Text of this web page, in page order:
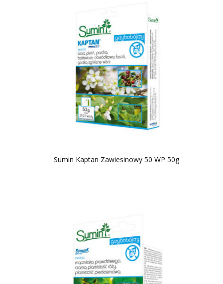
Sumin Kaptan Zawiesinowy 50 WP 50g